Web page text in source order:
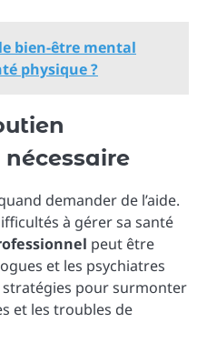
bien-être mental
physique ?
demander de l’aide.
à gérer sa santé
peut être
et les psychiatres
pour surmonter
et les troubles de